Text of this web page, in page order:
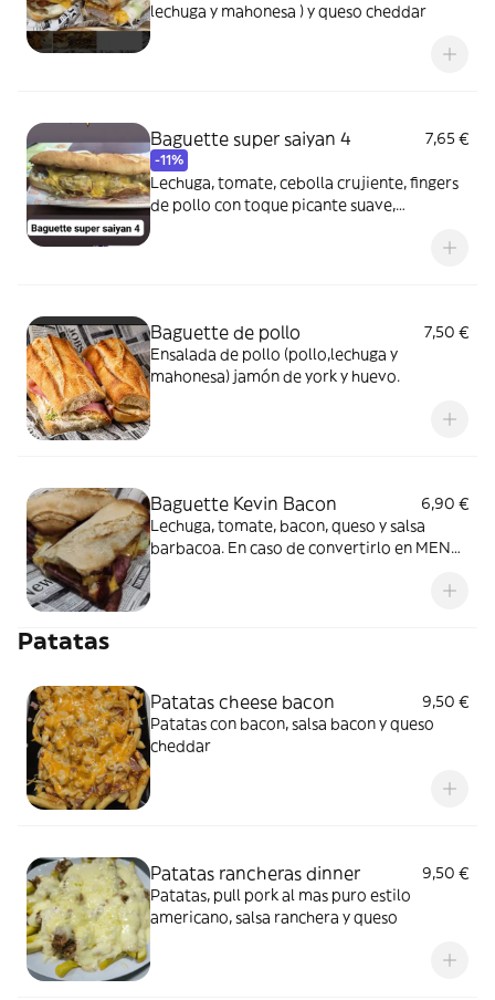
lechuga y mahonesa ) y queso cheddar
Baguette super saiyan 4
-11%
7,65 €
Lechuga, tomate, cebolla crujiente, fingers
de pollo con toque picante suave,
Baguette de pollo
7,50 €
Ensalada de pollo (pollo,lechuga y
mahonesa) jamón de york y huevo.
Baguette Kevin Bacon
6,90 €
Lechuga, tomate, bacon, queso y salsa
barbacoa. En caso de convertirlo en MENÚ,
Patatas
Patatas cheese bacon
9,50 €
Patatas con bacon, salsa bacon y queso
cheddar
Patatas rancheras dinner
9,50 €
Patatas, pull pork al mas puro estilo
americano, salsa ranchera y queso